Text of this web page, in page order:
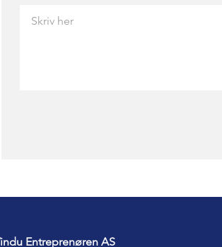
Entreprenøren AS